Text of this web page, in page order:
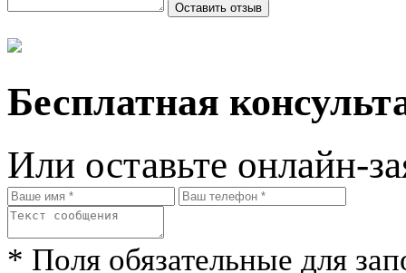
Бесплатная
Или оставьте онлайн-
* Поля обязательные для